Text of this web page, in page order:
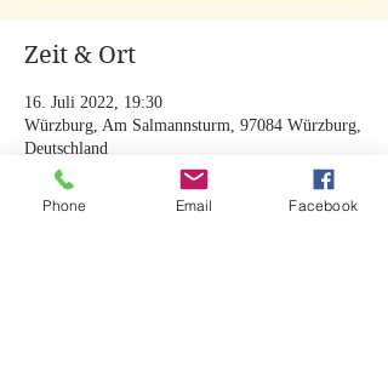
Zeit & Ort
16. Juli 2022, 19:30
Würzburg, Am Salmannsturm, 97084 Würzburg,
Deutschland
Phone Email Facebook